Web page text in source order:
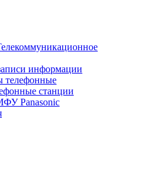
информации
телефонные
станции
Panasonic